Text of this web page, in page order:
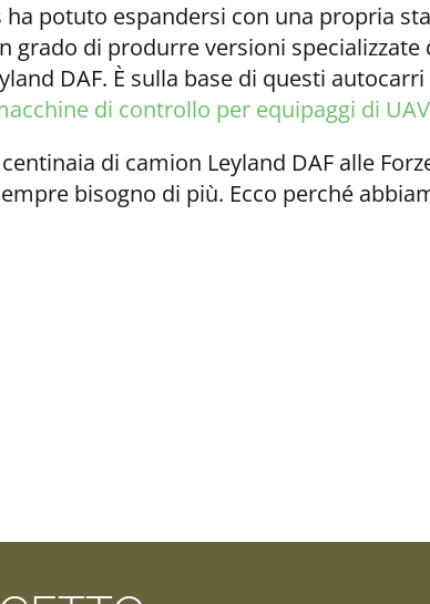
potuto espandersi con una propria
grado di produrre versioni specializzate
DAF. È sulla base di questi autocarri
di controllo per equipaggi di UAV
di camion Leyland DAF alle
bisogno di più. Ecco perché